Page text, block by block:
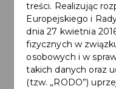
treści. Realizując
Europejskiego i
dnia 27 kwietnia
fizycznych w
osobowych i w
takich danych oraz
(tzw. „RODO”)